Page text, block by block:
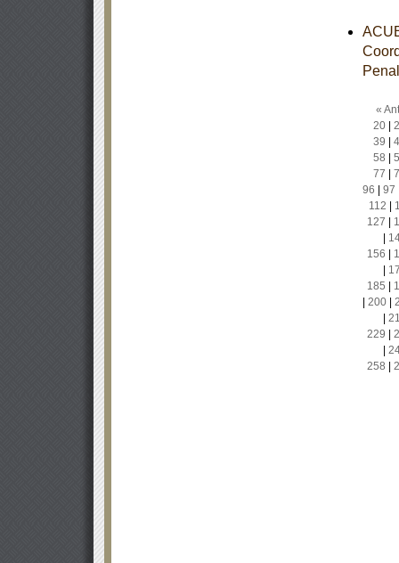
«
20|
39
58
77
96
97
112
127
156
185
200|
229
258